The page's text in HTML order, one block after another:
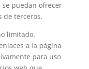
puedan ofrecer
de terceros.
limitado,
a la página
para uso